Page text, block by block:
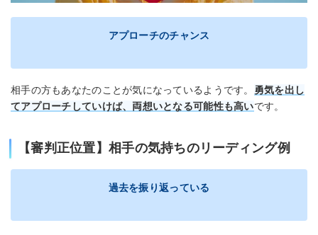
アプローチのチャンス
相手の方もあなたのことが気になっているようです。 勇気を出し
てアプローチしていけば、両想いとなる可能性も高いです。
【審判正位置】相手の気持ちのリーディング例
過去を振り返っている